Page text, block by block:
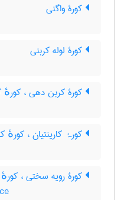
کورۀ واگنی
کورۀ لوله کربنی
کورۀ کربن دهی ،
کورۂ کارینتیان ، کورهٔ
کورۀ رویه سختی ،